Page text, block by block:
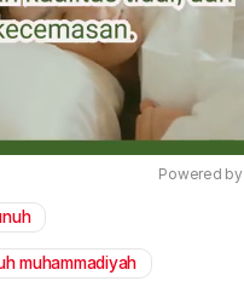
Powered by
muhammadiyah